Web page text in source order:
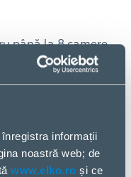
informații
noastră web; de
www.elko.ro și ce
până la 8 camere,
include un
video și o
video
Fiind
Axis, recorderul
de